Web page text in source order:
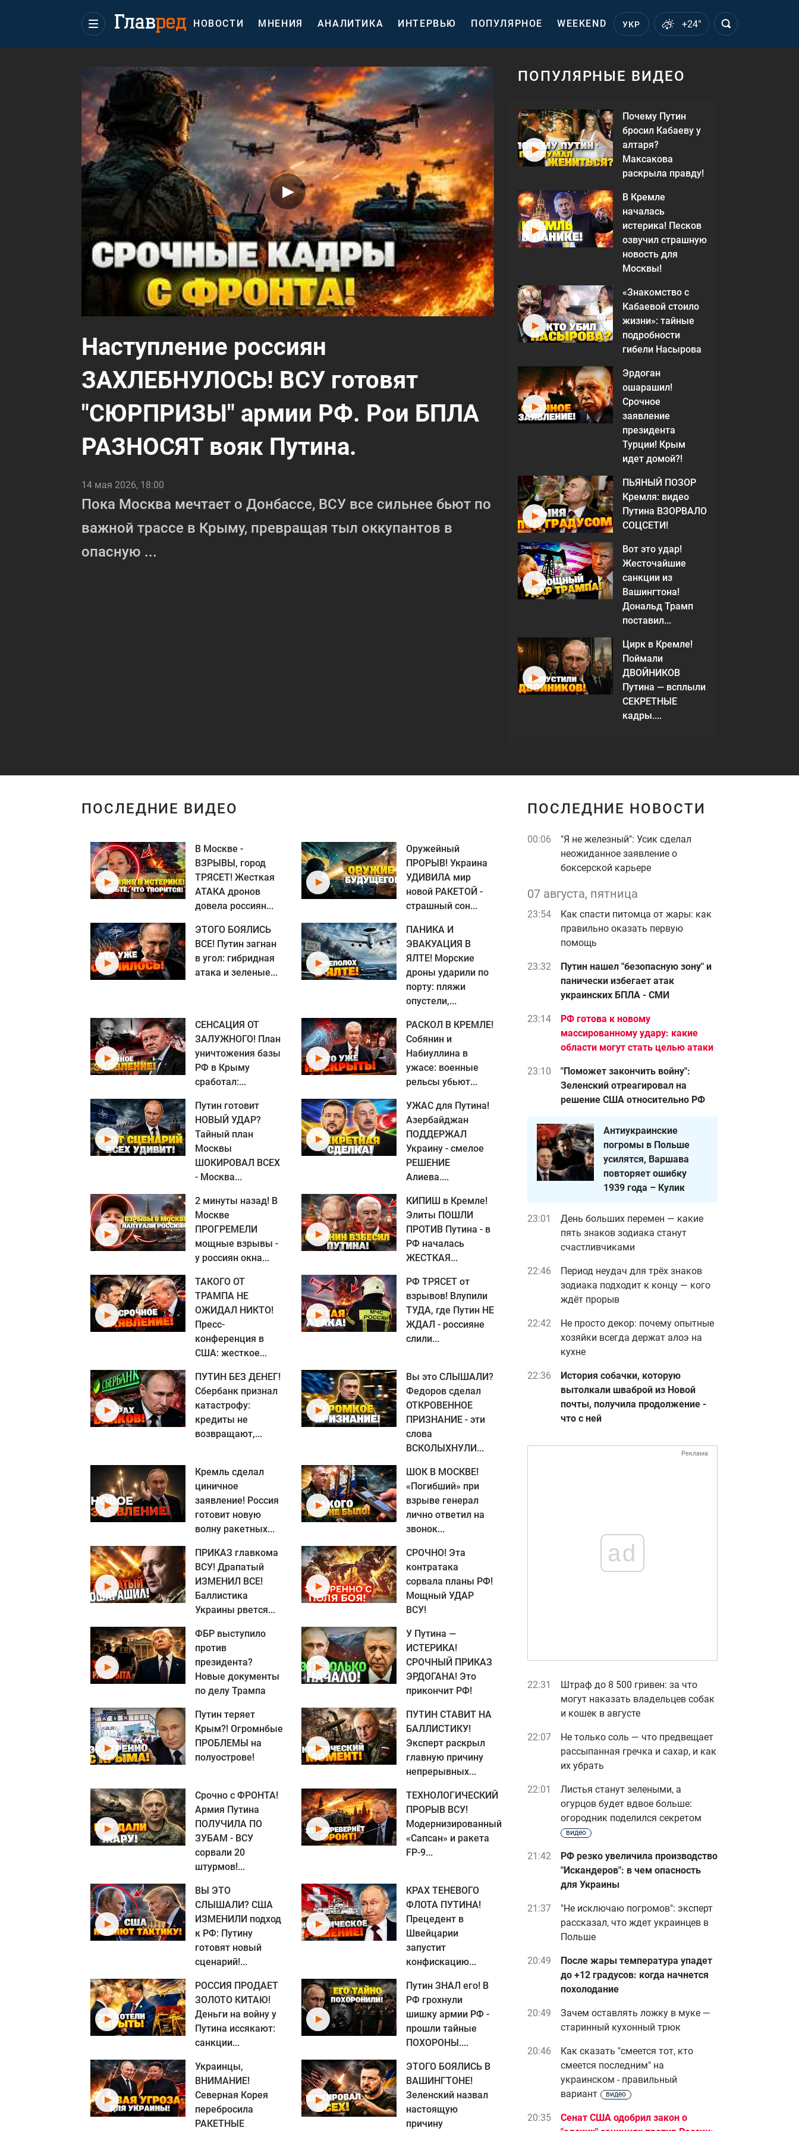
НОВОСТИ МНЕНИЯ АНАЛИТИКА ИНТЕРВЬЮ ПОПУЛЯРНОЕ WEEKEND УКР +24°
Наступление россиян
ЗАХЛЕБНУЛОСЬ! ВСУ готовят
"СЮРПРИЗЫ" армии РФ. Рои БПЛА
РАЗНОСЯТ вояк Путина.
14 мая 2026, 18:00
Пока Москва мечтает о Донбассе, ВСУ все сильнее бьют по
важной трассе в Крыму, превращая тыл оккупантов в
опасную ...
ПОПУЛЯРНЫЕ ВИДЕО
Почему Путин
бросил Кабаеву у
алтаря?
Максакова
раскрыла правду!
В Кремле
началась
истерика! Песков
озвучил страшную
новость для
Москвы!
«Знакомство с
Кабаевой стоило
жизни»: тайные
подробности
гибели Насырова
Эрдоган
ошарашил!
Срочное
заявление
президента
Турции! Крым
идет домой?!
ПЬЯНЫЙ ПОЗОР
Кремля: видео
Путина ВЗОРВАЛО
СОЦСЕТИ!
Вот это удар!
Жесточайшие
санкции из
Вашингтона!
Дональд Трамп
поставил...
Цирк в Кремле!
Поймали
ДВОЙНИКОВ
Путина — всплыли
СЕКРЕТНЫЕ
кадры....
ПОСЛЕДНИЕ ВИДЕО
В Москве -
ВЗРЫВЫ, город
ТРЯСЕТ! Жесткая
АТАКА дронов
довела россиян...
Оружейный
ПРОРЫВ! Украина
УДИВИЛА мир
новой РАКЕТОЙ -
страшный сон...
ЭТОГО БОЯЛИСЬ
ВСЕ! Путин загнан
в угол: гибридная
атака и зеленые...
ПАНИКА И
ЭВАКУАЦИЯ В
ЯЛТЕ! Морские
дроны ударили по
порту: пляжи
опустели,...
СЕНСАЦИЯ ОТ
ЗАЛУЖНОГО! План
уничтожения базы
РФ в Крыму
сработал:...
РАСКОЛ В КРЕМЛЕ!
Собянин и
Набиуллина в
ужасе: военные
рельсы убьют...
Путин готовит
НОВЫЙ УДАР?
Тайный план
Москвы
ШОКИРОВАЛ ВСЕХ
- Москва...
УЖАС для Путина!
Азербайджан
ПОДДЕРЖАЛ
Украину - смелое
РЕШЕНИЕ
Алиева....
2 минуты назад! В
Москве
ПРОГРЕМЕЛИ
мощные взрывы -
у россиян окна...
КИПИШ в Кремле!
Элиты ПОШЛИ
ПРОТИВ Путина - в
РФ началась
ЖЕСТКАЯ...
ТАКОГО ОТ
ТРАМПА НЕ
ОЖИДАЛ НИКТО!
Пресс-
конференция в
США: жесткое...
РФ ТРЯСЕТ от
взрывов! Влупили
ТУДА, где Путин НЕ
ЖДАЛ - россияне
слили...
ПУТИН БЕЗ ДЕНЕГ!
Сбербанк признал
катастрофу:
кредиты не
возвращают,...
Вы это СЛЫШАЛИ?
Федоров сделал
ОТКРОВЕННОЕ
ПРИЗНАНИЕ - эти
слова
ВСКОЛЫХНУЛИ...
Кремль сделал
циничное
заявление! Россия
готовит новую
волну ракетных...
ШОК В МОСКВЕ!
«Погибший» при
взрыве генерал
лично ответил на
звонок...
ПРИКАЗ главкома
ВСУ! Драпатый
ИЗМЕНИЛ ВСЕ!
Баллистика
Украины рвется...
СРОЧНО! Эта
контратака
сорвала планы РФ!
Мощный УДАР
ВСУ!
ФБР выступило
против
президента?
Новые документы
по делу Трампа
У Путина —
ИСТЕРИКА!
СРОЧНЫЙ ПРИКАЗ
ЭРДОГАНА! Это
прикончит РФ!
Путин теряет
Крым?! Огромнбые
ПРОБЛЕМЫ на
полуострове!
ПУТИН СТАВИТ НА
БАЛЛИСТИКУ!
Эксперт раскрыл
главную причину
непрерывных...
Срочно с ФРОНТА!
Армия Путина
ПОЛУЧИЛА ПО
ЗУБАМ - ВСУ
сорвали 20
штурмов!...
ТЕХНОЛОГИЧЕСКИЙ
ПРОРЫВ ВСУ!
Модернизированный
«Сапсан» и ракета
FP-9...
ВЫ ЭТО
СЛЫШАЛИ? США
ИЗМЕНИЛИ подход
к РФ: Путину
готовят новый
сценарий!...
КРАХ ТЕНЕВОГО
ФЛОТА ПУТИНА!
Прецедент в
Швейцарии
запустит
конфискацию...
РОССИЯ ПРОДАЕТ
ЗОЛОТО КИТАЮ!
Деньги на войну у
Путина иссякают:
санкции...
Путин ЗНАЛ его! В
РФ грохнули
шишку армии РФ -
прошли тайные
ПОХОРОНЫ....
Украинцы,
ВНИМАНИЕ!
Северная Корея
перебросила
РАКЕТНЫЕ
ЭТОГО БОЯЛИСЬ В
ВАШИНГТОНЕ!
Зеленский назвал
настоящую
причину
ПОСЛЕДНИЕ НОВОСТИ
00:06
"Я не железный": Усик сделал
неожиданное заявление о
боксерской карьере
07 августа, пятница
23:54
Как спасти питомца от жары: как
правильно оказать первую
помощь
23:32
Путин нашел "безопасную зону" и
панически избегает атак
украинских БПЛА - СМИ
23:14
РФ готова к новому
массированному удару: какие
области могут стать целью атаки
23:10
"Поможет закончить войну":
Зеленский отреагировал на
решение США относительно РФ
Антиукраинские
погромы в Польше
усилятся, Варшава
повторяет ошибку
1939 года – Кулик
23:01
День больших перемен — какие
пять знаков зодиака станут
счастливчиками
22:46
Период неудач для трёх знаков
зодиака подходит к концу — кого
ждёт прорыв
22:42
Не просто декор: почему опытные
хозяйки всегда держат алоэ на
кухне
22:36
История собачки, которую
вытолкали шваброй из Новой
почты, получила продолжение -
что с ней
Реклама
ad
22:31
Штраф до 8 500 гривен: за что
могут наказать владельцев собак
и кошек в августе
22:07
Не только соль — что предвещает
рассыпанная гречка и сахар, и как
их убрать
22:01
Листья станут зелеными, а
огурцов будет вдвое больше:
огородник поделился секретом
видео
21:42
РФ резко увеличила производство
"Искандеров": в чем опасность
для Украины
21:37
"Не исключаю погромов": эксперт
рассказал, что ждет украинцев в
Польше
20:49
После жары температура упадет
до +12 градусов: когда начнется
похолодание
20:49
Зачем оставлять ложку в муке —
старинный кухонный трюк
20:46
Как сказать "смеется тот, кто
смеется последним" на
украинском - правильный
вариант
видео
20:35
Сенат США одобрил закон о